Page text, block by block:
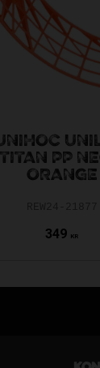
TITAN PP
ORANGE
349 KR